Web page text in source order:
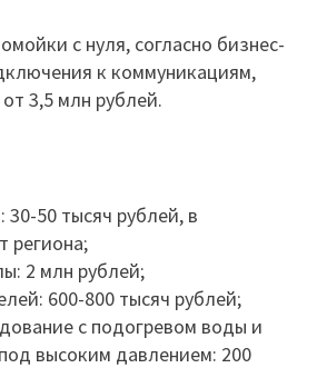
с нуля, согласно бизнес-
к коммуникациям,
3,5 млн рублей.
30-50 тысяч рублей, в
региона;
2 млн рублей;
600-800 тысяч рублей;
с подогревом воды и
высоким давлением: 200